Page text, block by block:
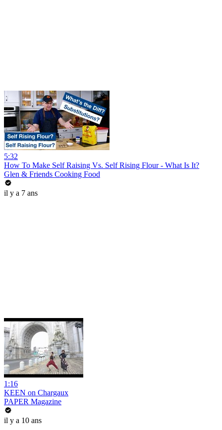
5:32
How To Make Self Raising Vs. Self Rising Flour - What Is It?
Glen & Friends Cooking Food
il y a 7 ans
1:16
KEEN on Chargaux
PAPER Magazine
il y a 10 ans